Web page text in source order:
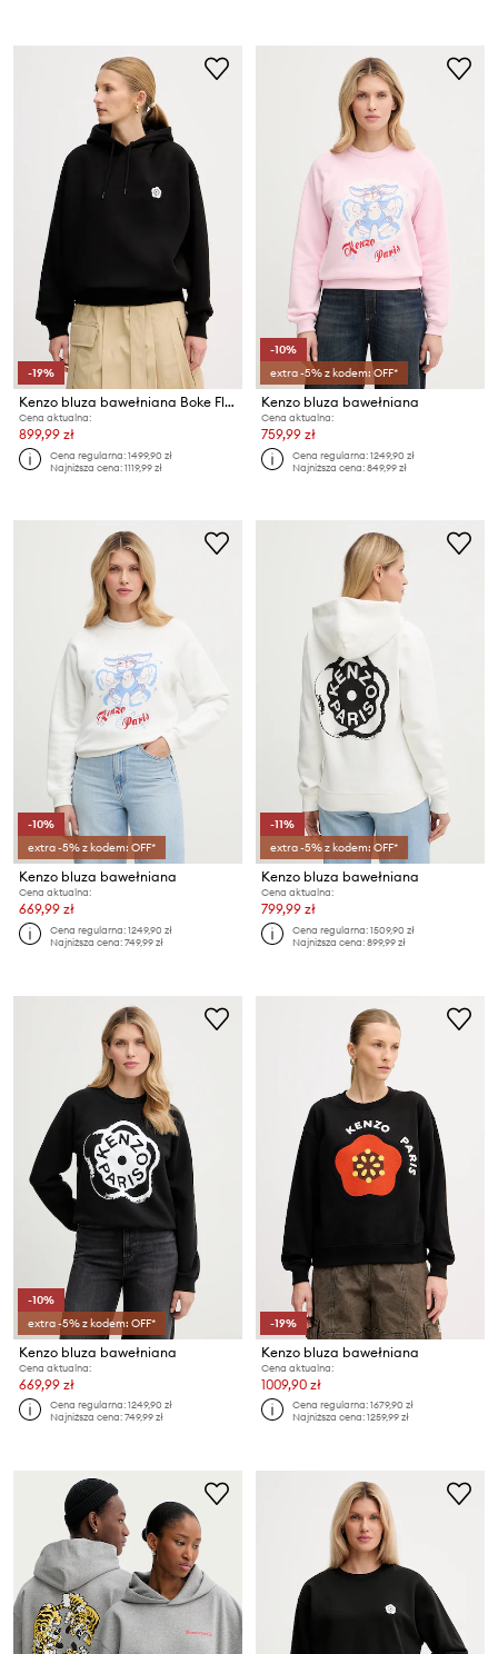
-19%
Kenzo bluza bawełniana Boke Flower 2.0
Cena aktualna:
899,99 zł
Cena regularna:1499,90 zł
Najniższa cena:1119,99 zł
-10%
extra -5% z kodem: OFF*
Kenzo bluza bawełniana
Cena aktualna:
759,99 zł
Cena regularna:1249,90 zł
Najniższa cena:849,99 zł
-10%
extra -5% z kodem: OFF*
Kenzo bluza bawełniana
Cena aktualna:
669,99 zł
Cena regularna:1249,90 zł
Najniższa cena:749,99 zł
-11%
extra -5% z kodem: OFF*
Kenzo bluza bawełniana
Cena aktualna:
799,99 zł
Cena regularna:1509,90 zł
Najniższa cena:899,99 zł
-10%
extra -5% z kodem: OFF*
Kenzo bluza bawełniana
Cena aktualna:
669,99 zł
Cena regularna:1249,90 zł
Najniższa cena:749,99 zł
-19%
Kenzo bluza bawełniana
Cena aktualna:
1009,90 zł
Cena regularna:1679,90 zł
Najniższa cena:1259,99 zł